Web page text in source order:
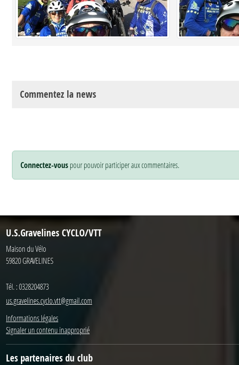
Commentez la news
Connectez-vouspour pouvoir participer aux commentaires.
U.S.Gravelines CYCLO/VTT
Maison du Vélo
59820GRAVELINES
Tél. :0328204873
us.gravelines.cyclo.vtt@gmail.com
Informations légales
Signaler un contenu inapproprié
Les partenaires du club